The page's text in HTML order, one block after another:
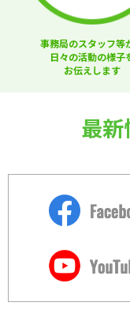
事務局のスタッフ等
日々の活動の様子
お伝えします
最